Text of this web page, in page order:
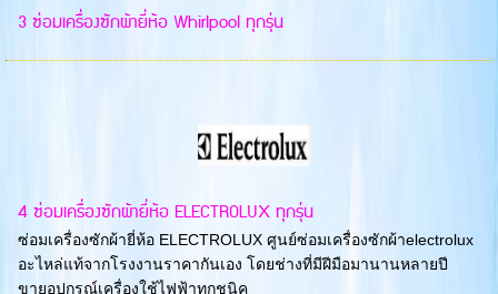
3 ซ่อมเครื่องซักผ้ายี่ห้อ Whirlpool ทุกรุ่น
4 ซ่อมเครื่องซักผ้ายี่ห้อ ELECTROLUX ทุกรุ่น
ซ่อมเครื่องซักผ้ายี่ห้อ ELECTROLUX ศูนย์ซ่อมเครื่องซักผ้าelectrolux
อะไหล่แท้จากโรงงานราคากันเอง โดยช่างที่มีฝีมือมานานหลายปี
ขายอุปกรณ์เครื่องใช้ไฟฟ้าทุกชนิค